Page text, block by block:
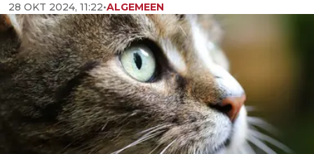
28 OKT 2024, 11:22•ALGEMEEN